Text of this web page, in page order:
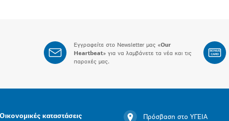
Εγγραφείτε στο Newsletter μας «Our
Heartbeat» για να λαμβάνετε τα νέα και τις
παροχές μας.
BONUS
CARD
Οικονομικές καταστάσεις Πρόσβαση στο ΥΓΕΙΑ